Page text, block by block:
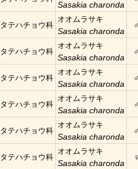
Sasakia charonda
タテハチョウ科
オオムラサキ
Sasakia charonda
タテハチョウ科
オオムラサキ
Sasakia charonda
タテハチョウ科
オオムラサキ
Sasakia charonda
タテハチョウ科
オオムラサキ
Sasakia charonda
タテハチョウ科
オオムラサキ
Sasakia charonda
タテハチョウ科
オオムラサキ
Sasakia charonda